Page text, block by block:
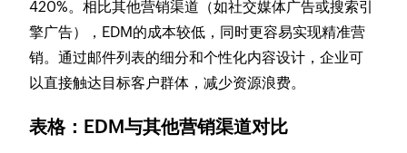
420%。相比其他营销渠道（如社交媒体广告或搜索引
擎广告），EDM的成本较低，同时更容易实现精准营
销。通过邮件列表的细分和个性化内容设计，企业可
以直接触达目标客户群体，减少资源浪费。
表格：EDM与其他营销渠道对比